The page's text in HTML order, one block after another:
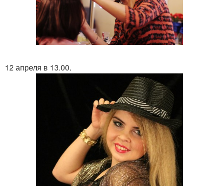
12 апреля в 13.00.